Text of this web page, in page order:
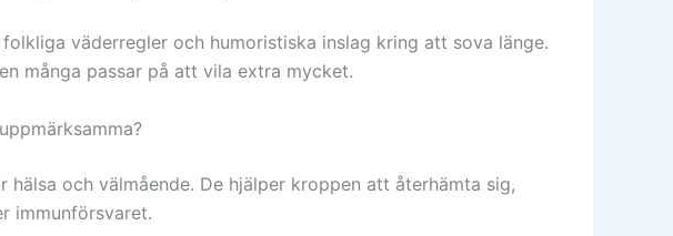
väderregler och humoristiska inslag kring att sova länge.
många passar på att vila extra mycket.
hälsa och välmående. De hjälper kroppen att återhämta sig,
immunförsvaret.